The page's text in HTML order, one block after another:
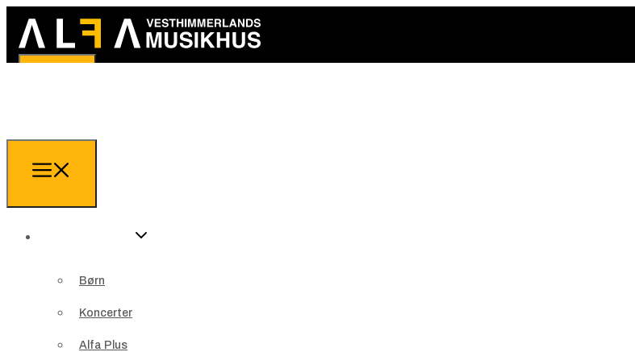
Arrangementer
Alfa Plus
Teater
Jazzklub ALFA
Børn
Koncerter
Alfa Plus